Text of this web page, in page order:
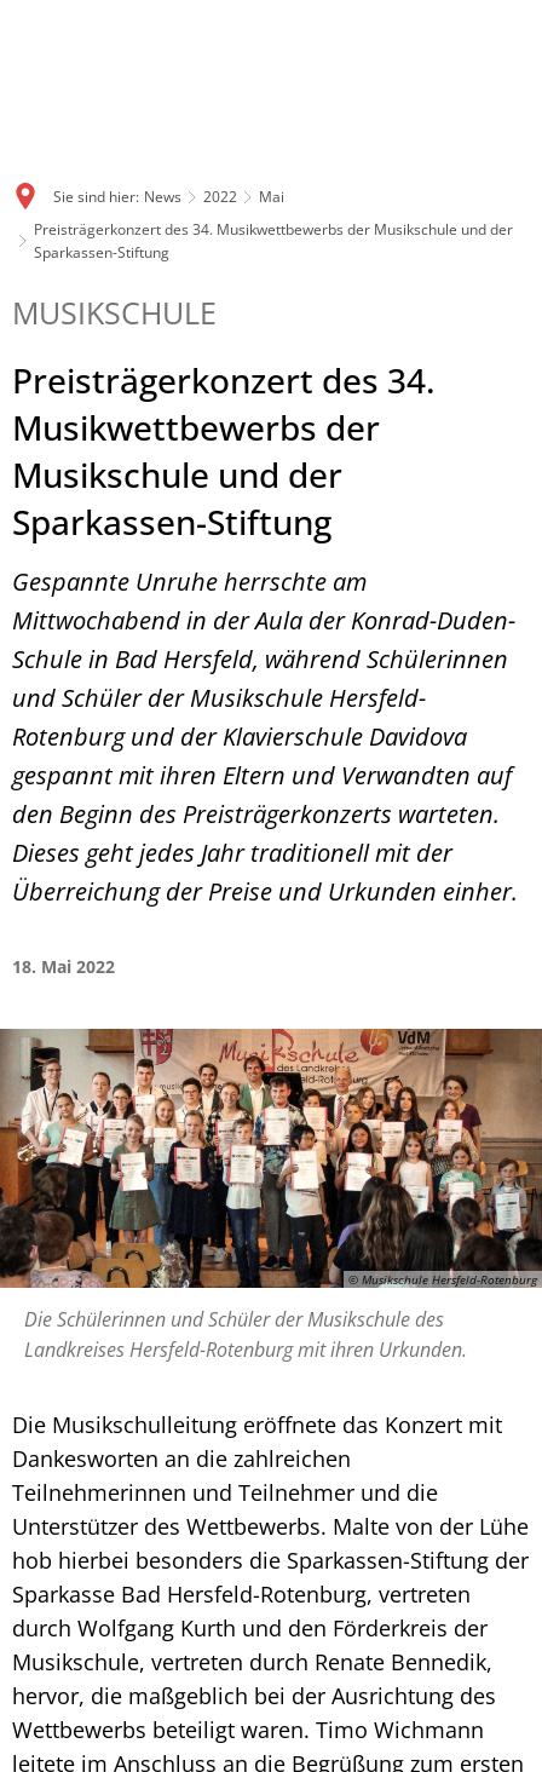
Sie sind hier: News 2022
Mai
Preisträgerkonzert des 34. Musikwettbewerbs der Musikschule und der
Sparkassen-Stiftung
MUSIKSCHULE
Preisträgerkonzert des 34.
Musikwettbewerbs der
Musikschule und der
Sparkassen-Stiftung
Gespannte Unruhe herrschte am
Mittwochabend in der Aula der Konrad-Duden-
Schule in Bad Hersfeld, während Schülerinnen
und Schüler der Musikschule Hersfeld-
Rotenburg und der Klavierschule Davidova
gespannt mit ihren Eltern und Verwandten auf
den Beginn des Preisträgerkonzerts warteten.
Dieses geht jedes Jahr traditionell mit der
Überreichung der Preise und Urkunden einher.
18. Mai 2022
© Musikschule Hersfeld-Rotenburg
Die Schülerinnen und Schüler der Musikschule des
Landkreises Hersfeld-Rotenburg mit ihren Urkunden.
Die Musikschulleitung eröffnete das Konzert mit
Dankesworten an die zahlreichen
Teilnehmerinnen und Teilnehmer und die
Unterstützer des Wettbewerbs. Malte von der Lühe
hob hierbei besonders die Sparkassen-Stiftung der
Sparkasse Bad Hersfeld-Rotenburg, vertreten
durch Wolfgang Kurth und den Förderkreis der
Musikschule, vertreten durch Renate Bennedik,
hervor, die maßgeblich bei der Ausrichtung des
Wettbewerbs beteiligt waren. Timo Wichmann
leitete im Anschluss an die Begrüßung zum ersten